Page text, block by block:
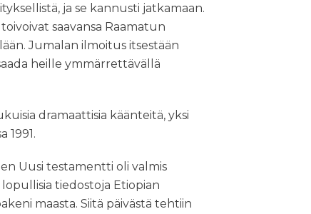
ja se kannusti jatkamaan.
saavansa Raamatun
Jumalan ilmoitus itsestään
heille ymmärrettävällä
dramaattisia käänteitä, yksi
1991.
Uusi testamentti oli valmis
tiedostoja Etiopian
maasta. Siitä päivästä tehtiin